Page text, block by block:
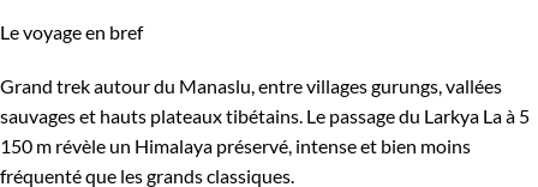
Le voyage en bref
Grand trek autour du Manaslu, entre villages gurungs, vallées
sauvages et hauts plateaux tibétains. Le passage du Larkya La à 5
150 m révèle un Himalaya préservé, intense et bien moins
fréquenté que les grands classiques.